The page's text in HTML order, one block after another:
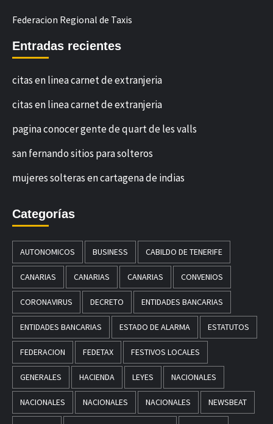
Federacion Regional de Taxis
Entradas recientes
citas en linea carnet de extranjeria
citas en linea carnet de extranjeria
pagina conocer gente de quart de les valls
san fernando sitios para solteros
mujeres solteras en cartagena de indias
Categorías
AUTONOMICOS BUSINESS CABILDO DE TENERIFE
CANARIAS CANARIAS CANARIAS CONVENIOS
CORONAVIRUS DECRETO ENTIDADES BANCARIAS
ENTIDADES BANCARIAS ESTADO DE ALARMA ESTATUTOS
FEDERACION FEDETAX FESTIVOS LOCALES
GENERALES HACIENDA LEYES NACIONALES
NACIONALES NACIONALES NACIONALES NEWSBEAT